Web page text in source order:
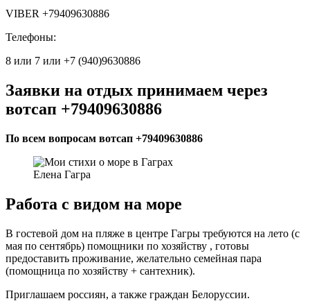
VIBER +79409630886
Телефоны:
8 или 7 или +7 (940)9630886
Заявки на отдых принимаем через
вотсап +79409630886
По всем вопросам вотсап +79409630886
Елена Гагра
Работа с видом на море
В гостевой дом на пляже в центре Гагры требуются на лето (с
мая по сентябрь) помощники по хозяйству , готовы
предоставить проживание, желательно семейная пара
(помощница по хозяйству + сантехник).
Приглашаем россиян, а также граждан Белоруссии.